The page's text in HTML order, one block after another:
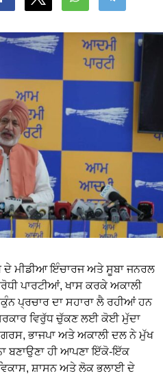
ਮੀਡੀਆ ਇੰਚਾਰਜ ਅਤੇ ਸੂਬਾ ਜਨਰਲ
ਪਾਰਟੀਆਂ, ਖਾਸ ਕਰਕੇ ਅਕਾਲੀ
ਪ੍ਰਚਾਰ ਦਾ ਸਹਾਰਾ ਲੈ ਰਹੀਆਂ ਹਨ
ਵਿਰੁੱਧ ਚੁੱਕਣ ਲਈ ਕੋਈ ਮੁੱਦਾ
ਭਾਜਪਾ ਅਤੇ ਅਕਾਲੀ ਦਲ ਨੇ ਮੁੱਖ
ਬਣਾਉਣਾ ਹੀ ਆਪਣਾ ਇੱਕੋ-ਇੱਕ
ਸ਼ਾਸਨ ਅਤੇ ਲੋਕ ਭਲਾਈ ਦੇ